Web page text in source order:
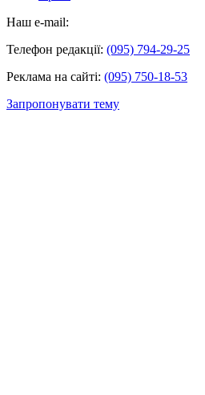
Наш e-mail:
Телефон редакції: (095) 794-29-25
Реклама на сайті: (095) 750-18-53
Запропонувати тему